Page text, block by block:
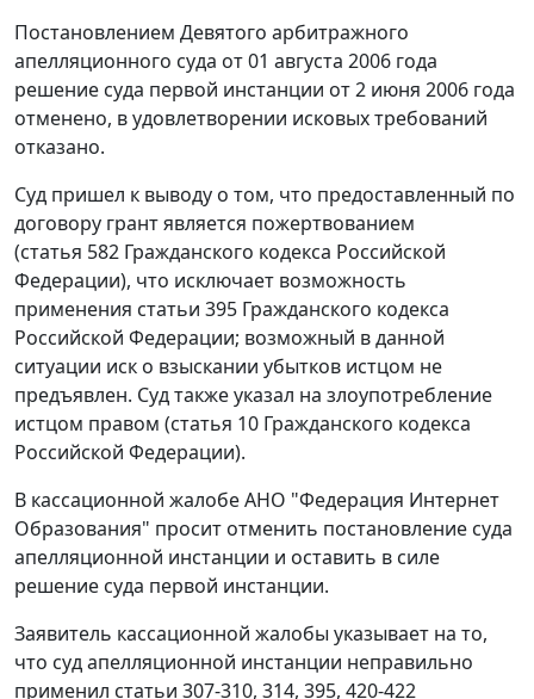
Постановлением Девятого арбитражного
апелляционного суда от 01 августа 2006 года
решение суда первой инстанции от 2 июня 2006 года
отменено, в удовлетворении исковых требований
отказано.
Суд пришел к выводу о том, что предоставленный по
договору грант является пожертвованием
(статья 582 Гражданского кодекса Российской
Федерации), что исключает возможность
применения статьи 395 Гражданского кодекса
Российской Федерации; возможный в данной
ситуации иск о взыскании убытков истцом не
предъявлен. Суд также указал на злоупотребление
истцом правом (статья 10 Гражданского кодекса
Российской Федерации).
В кассационной жалобе АНО "Федерация Интернет
Образования" просит отменить постановление суда
апелляционной инстанции и оставить в силе
решение суда первой инстанции.
Заявитель кассационной жалобы указывает на то,
что суд апелляционной инстанции неправильно
применил статьи 307-310, 314, 395, 420-422